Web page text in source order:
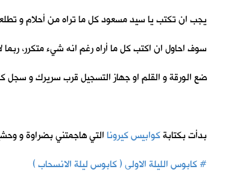
يجب ان تكتب يا سيد مسعود كل ما تراه من أحلام و
سوف احاول ان اكتب كل ما أراه رغم انه شيء متكرر، ربما
ضع الورقة و القلم او جهاز التسجيل قرب سريرك و
بدأت بكتابةكوابيس كيروناالتي هاجمتني بضراوة و
# كابوس الليلة الاولى ( كابوس ليلة الانسحاب )